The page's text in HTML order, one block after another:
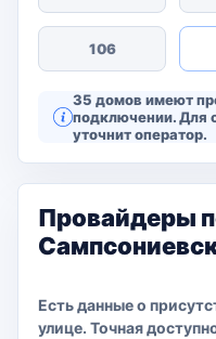
106
35 домов имеют
подключении. Для
уточнит оператор.
Провайдеры
Есть данные о
улице. Точная